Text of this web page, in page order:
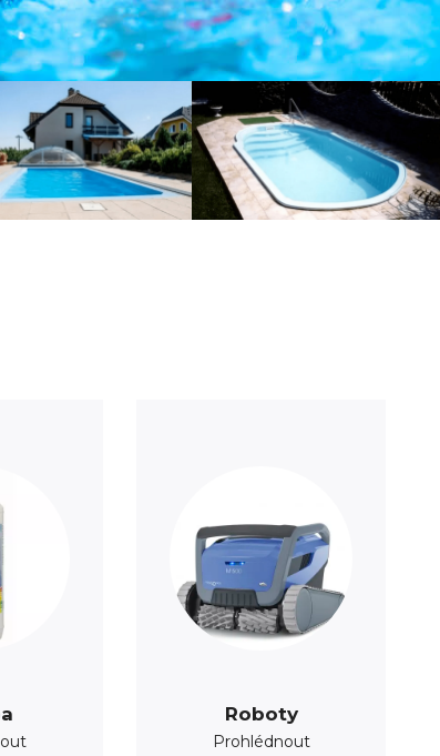
Roboty
Prohlédnout